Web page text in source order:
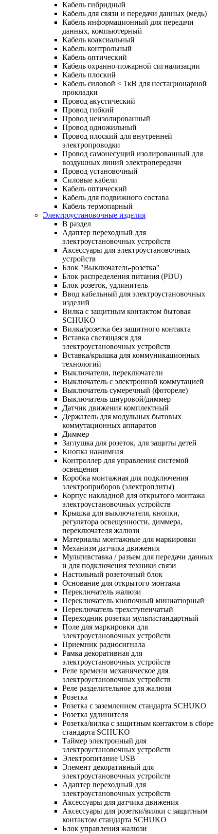
Кабель гибридный
Кабель для связи и передачи данных (медь)
Кабель информационный для передачи
данных, компьютерный
Кабель коаксиальный
Кабель контрольный
Кабель оптический
Кабель охранно-пожарной сигнализации
Кабель плоский
Кабель силовой < 1кВ для нестационарной
прокладки
Провод акустический
Провод гибкий
Провод неизолированный
Провод одножильный
Провод плоский для внутренней
электропроводки
Провод самонесущий изолированный для
воздушных линий электропередачи
Провод установочный
Силовые кабели
Кабель оптический
Кабель для подвижного состава
Кабель термопарный
Электроустановочные изделия
В раздел
Адаптер переходный для
электроустановочных устройств
Аксессуары для электроустановочных
устройств
Блок "Выключатель-розетка"
Блок распределения питания (PDU)
Блок розеток, удлинитель
Ввод кабельный для электроустановочных
изделий
Вилка с защитным контактом бытовая
SCHUKO
Вилка/розетка без защитного контакта
Вставка светящаяся для
электроустановочных устройств
Вставка/крышка для коммуникационных
технологий
Выключатели, переключатели
Выключатель с электронной коммутацией
Выключатель сумеречный (фотореле)
Выключатель шнуровой/диммер
Датчик движения комплектный
Держатель для модульных бытовых
коммутационных аппаратов
Диммер
Заглушка для розеток, для защиты детей
Кнопка нажимная
Контроллер для управления системой
освещения
Коробка монтажная для подключения
электроприборов (электроплиты)
Корпус накладной для открытого монтажа
электроустановочных устройств
Крышка для выключателя, кнопки,
регулятора освещенности, диммера,
переключателя жалюзи
Материалы монтажные для маркировки
Механизм датчика движения
Мультивставка / разъем для передачи данных
и для подключения техники связи
Настольный розеточный блок
Основание для открытого монтажа
Переключатель жалюзи
Переключатель кнопочный миниатюрный
Переключатель трехступенчатый
Переходник розетки мультистандартный
Поле для маркировки для
электроустановочных устройств
Приемник радиосигнала
Рамка декоративная для
электроустановочных устройств
Реле времени механическое для
электроустановочных устройств
Реле разделительное для жалюзи
Розетка
Розетка с заземлением стандарта SCHUKO
Розетка удлинителя
Розетка/вилка с защитным контактом в сборе
стандарта SCHUKO
Таймер электронный для
электроустановочных устройств
Электропитание USB
Элемент декоративный для
электроустановочных устройств
Адаптер переходный для
электроустановочных устройств
Аксессуары для датчика движения
Аксессуары для розетки/вилки с защитным
контактом стандарта SCHUKO
Блок управления жалюзи